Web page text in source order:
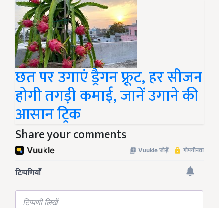
छत पर उगाएं ड्रैगन फ्रूट, हर सीजन
होगी तगड़ी कमाई, जानें उगाने की
आसान ट्रिक
Share your comments